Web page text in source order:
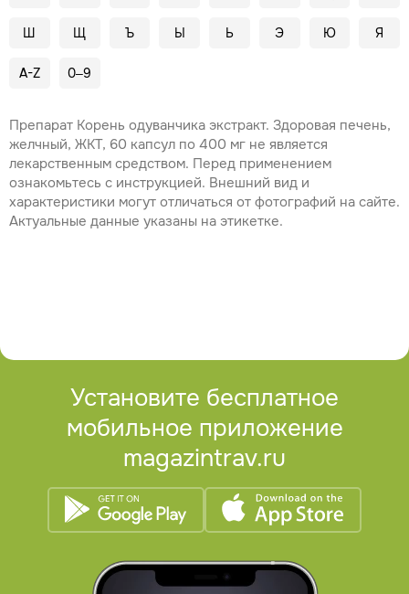
Ш Щ Ъ Ы Ь Э Ю Я
A-Z 0–9
Препарат Корень одуванчика экстракт. Здоровая печень,
желчный, ЖКТ, 60 капсул по 400 мг не является
лекарственным средством. Перед применением
ознакомьтесь с инструкцией. Внешний вид и
характеристики могут отличаться от фотографий на сайте.
Актуальные данные указаны на этикетке.
Установите бесплатное
мобильное приложение
magazintrav.ru